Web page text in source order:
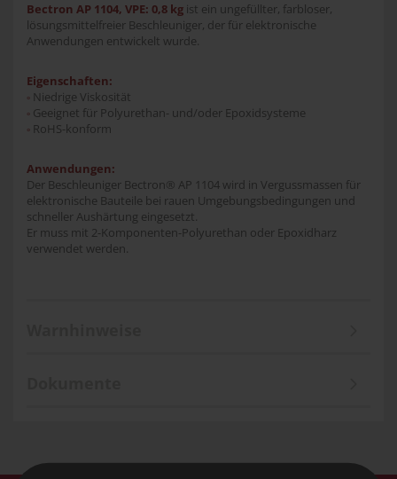
Bectron AP 1104, VPE: 0,8 kg ist ein ungefüllter, farbloser,
lösungsmittelfreier Beschleuniger, der für elektronische
Anwendungen entwickelt wurde.
Eigenschaften:
° Niedrige Viskosität
° Geeignet für Polyurethan- und/oder Epoxidsysteme
° RoHS-konform
Anwendungen:
Der Beschleuniger Bectron® AP 1104 wird in Vergussmassen für
elektronische Bauteile bei rauen Umgebungsbedingungen und
schneller Aushärtung eingesetzt.
Er muss mit 2-Komponenten-Polyurethan oder Epoxidharz
verwendet werden.